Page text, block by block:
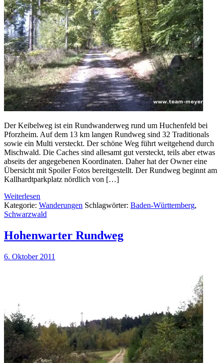
Der Keibelweg ist ein Rundwanderweg rund um Huchenfeld bei
Pforzheim. Auf dem 13 km langen Rundweg sind 32 Traditionals
sowie ein Multi versteckt. Der schöne Weg führt weitgehend durch
Mischwald. Die Caches sind allesamt gut versteckt, teils aber etwas
abseits der angegebenen Koordinaten. Daher hat der Owner eine
Übersicht mit Spoiler Fotos bereitgestellt. Der Rundweg beginnt am
Kallhardtparkplatz nördlich von […]
Weiterlesen
Kategorie: Wanderungen Schlagwörter: Baden-Württemberg,
Schwarzwald
Hohenwarter Rundweg
6. Oktober 2011